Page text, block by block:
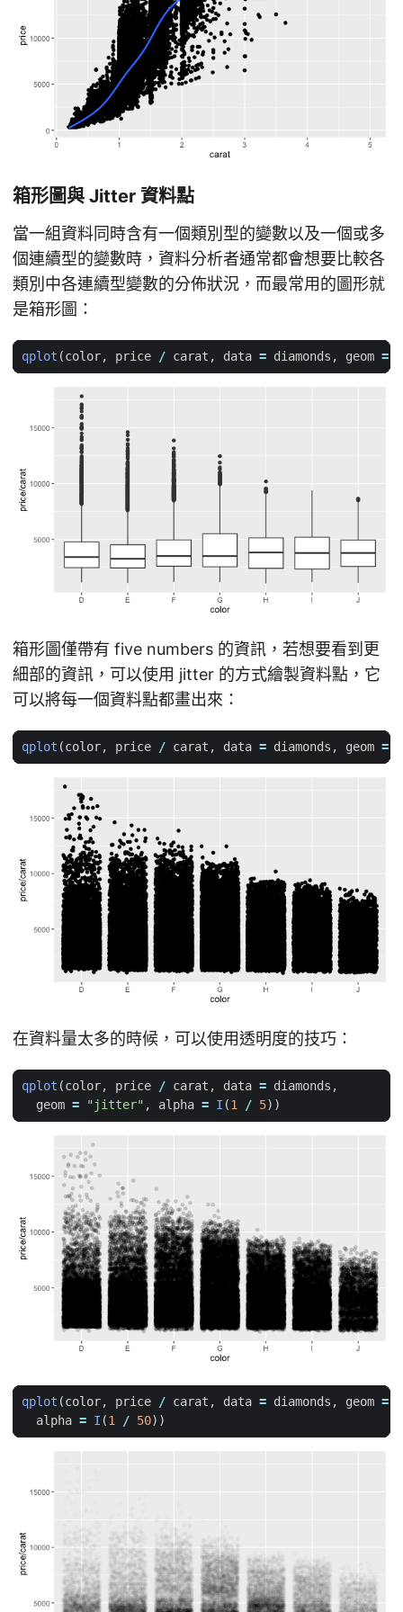
箱形圖與 Jitter 資料點
當一組資料同時含有一個類別型的變數以及一個或多
個連續型的變數時，資料分析者通常都會想要比較各
類別中各連續型變數的分佈狀況，而最常用的圖形就
是箱形圖：
qplot (color, price / carat , data = diamonds , geom =
箱形圖僅帶有 five numbers 的資訊，若想要看到更
細部的資訊，可以使用 jitter 的方式繪製資料點，它
可以將每一個資料點都畫出來：
qplot (color, price / carat , data = diamonds , geom =
在資料量太多的時候，可以使用透明度的技巧：
qplot (color, price / carat , data = diamonds ,
geom = "jitter" , alpha = I (1 / 5))
qplot (color, price / carat , data = diamonds , geom =
alpha = I (1 / 50))